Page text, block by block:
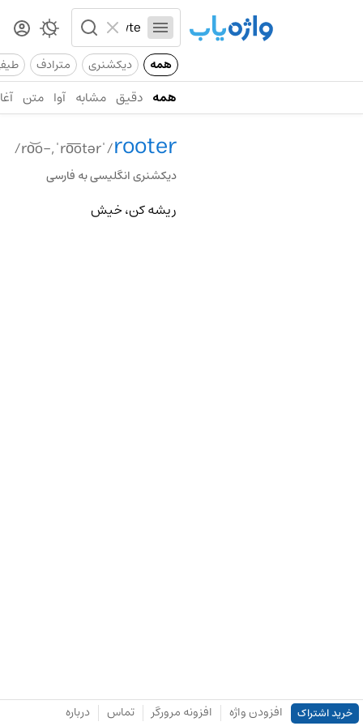
همه دیکشنری مترادف
همه دقیق مشابه آوا متن
rooter
/ˈro͝o-,ˈro͞otər/
دیکشنری انگلیسی به فارسی
ریشه کن، خیش
خرید اشتراک افزودن واژه افزونه مرورگر تماس درباره